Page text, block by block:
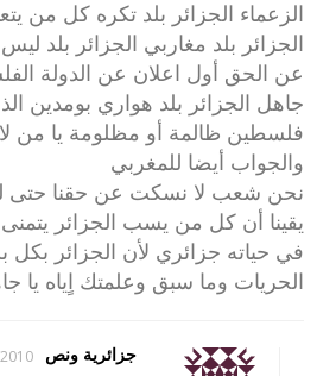
الزعماء الجزائر بلد تكره كل من
الجزائر بلد مغاربي الجزائر بلد
عن الحق أول اعلان عن الدولة
جاهل الجزائر بلد هواري بومدين
فلسطين ظالمة أو مظلومة يا من
والجواب أيضا للمغربي
نحن شعب لا نسكت عن حقنا حتى لو
يقينا أن كل من يسب الجزائر
في حياته جزائري لأن الجزائر بكل
الحريات وما سبق وعلمتك اٍياه يا
جزائرية ونص 16:56